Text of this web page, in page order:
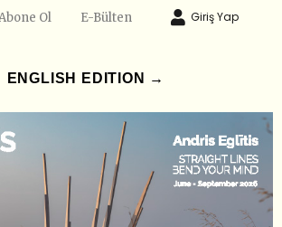
Ol E-Bülten Giriş Yap
ENGLISH EDITION →